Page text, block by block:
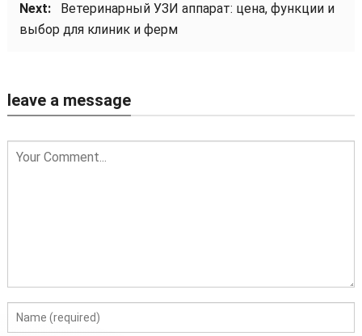
Next:
Ветеринарный УЗИ аппарат: цена, функции и
выбор для клиник и ферм
leave a message